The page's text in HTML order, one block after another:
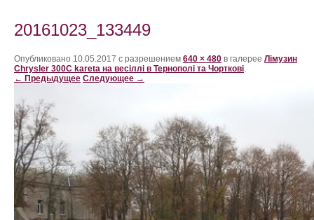
Про limo-lux
Відгуки
ФотоЗвіт
Статті
Контакти
20161023_133449
Опубликовано 10.05.2017 с разрешением 640 × 480 в галерее Лімузин
Chrysler 300C kareta на весіллі в Тернополі та Чорткові.
← Предыдущее Следующее →